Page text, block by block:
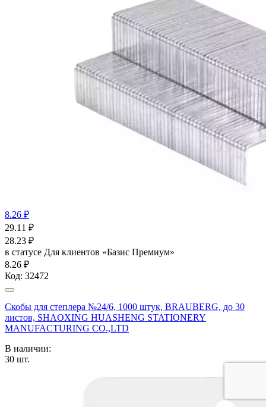
8.26 ₽
29.11 ₽
28.23 ₽
в статусе Для клиентов «Базис Премиум»
8.26 ₽
Код: 32472
Скобы для степлера №24/6, 1000 штук, BRAUBERG, до 30
листов, SHAOXING HUASHENG STATIONERY
MANUFACTURING CO.,LTD
В наличии:
30 шт.